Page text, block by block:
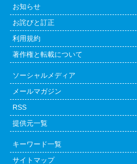
お知らせ
お詫びと訂正
利用規約
著作権と転載について
ソーシャルメディア
メールマガジン
RSS
提供元一覧
キーワード一覧
サイトマップ